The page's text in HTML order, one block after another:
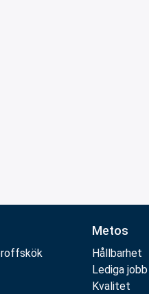
Metos
Hållbarhet
Lediga jobb
Kvalitet